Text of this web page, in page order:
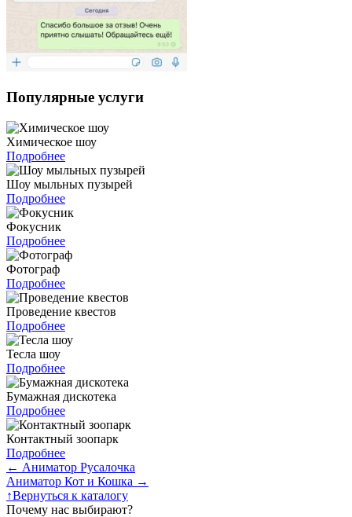
Популярные услуги
Химическое шоу
Подробнее
Шоу мыльных пузырей
Подробнее
Фокусник
Подробнее
Фотограф
Подробнее
Проведение квестов
Подробнее
Тесла шоу
Подробнее
Бумажная дискотека
Подробнее
Контактный зоопарк
Подробнее
← Аниматор Русалочка
Аниматор Кот и Кошка →
↑Вернуться к каталогу
Почему нас выбирают?